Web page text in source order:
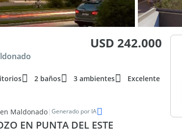
USD 242.000
2 baños 3 ambientes
Excelente
Maldonado| Generado por IA
EN PUNTA DEL ESTE